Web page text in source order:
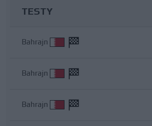
TESTY
Bahrajn
Bahrajn
Bahrajn